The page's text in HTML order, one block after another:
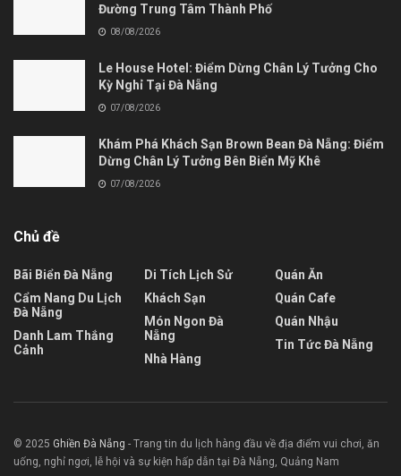
Đường Trung Tâm Thành Phố
08/08/2026
Le House Hotel: Điểm Dừng Chân Lý Tưởng Cho
Kỳ Nghỉ Tại Đà Nẵng
07/08/2026
Khám Phá Khách Sạn Brown Bean Đà Nẵng: Điểm
Dừng Chân Lý Tưởng Bên Biển Mỹ Khê
07/08/2026
Chủ đề
Bãi Biển Đà Nẵng
Cẩm Nang Du Lịch
Đà Nẵng
Danh Lam Thắng
Cảnh
Di Tích Lịch Sử
Khách Sạn
Món Ngon Đà
Nẵng
Nhà Hàng
Quán Ăn
Quán Cafe
Quán Nhậu
Tin Tức Đà Nẵng
© 2025 Ghiền Đà Nẵng - Trang tin du lịch hàng đầu về địa điểm vui chơi, ăn
uống, nghỉ ngơi, lễ hội và sự kiện hấp dẫn tại Đà Nẵng, Quảng Nam